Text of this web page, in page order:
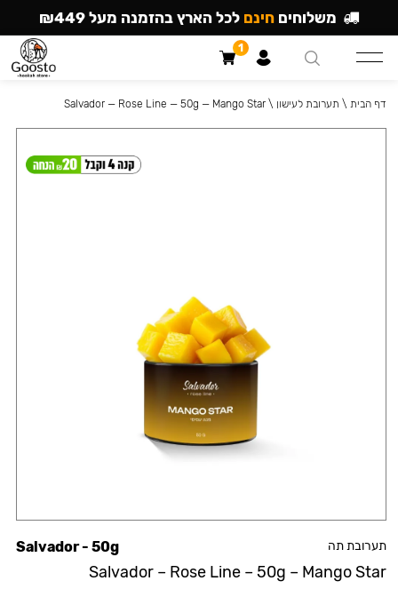
תערובת תה
Salvador – Rose Line – 50g – Mango Star
Salvador - 50g
דף הבית \ תערובת לעישון \
Salvador — Rose Line — 50g — Mango Star
משלוחים חינם לכל הארץ בהזמנה מעל ₪449
1